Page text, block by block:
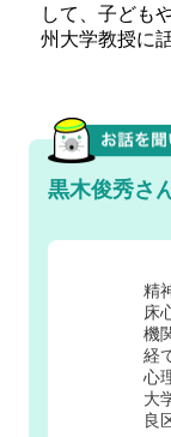
して、子ども
州大学教授に
黒木俊秀さ
精
床
機
経
心
大
良